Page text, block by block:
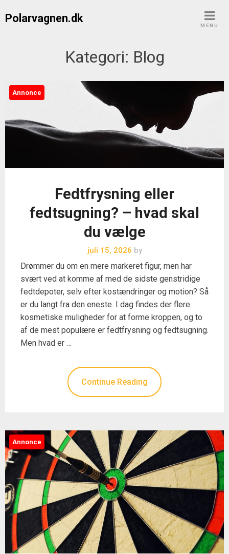
Polarvagnen.dk
MENU
Kategori: Blog
Annonce
Fedtfrysning eller
fedtsugning? – hvad skal
du vælge
juli 15, 2026 by
Drømmer du om en mere markeret figur, men har
svært ved at komme af med de sidste genstridige
fedtdepoter, selv efter kostændringer og motion? Så
er du langt fra den eneste. I dag findes der flere
kosmetiske muligheder for at forme kroppen, og to
af de mest populære er fedtfrysning og fedtsugning.
Men hvad er …
Continue Reading
Annonce